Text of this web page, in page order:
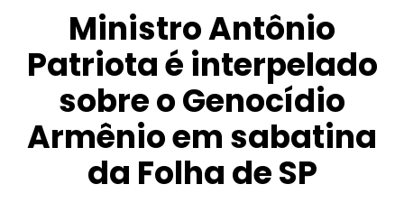
Ministro Antônio
Patriota é interpelado
sobre o Genocídio
Armênio em sabatina
da Folha de SP